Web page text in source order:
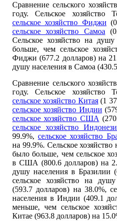
Сравнение сельского
году. Сельское
сельское хозяйство Фиджи
сельское хозяйство Самоа
Сельское хозяйство на
больше, чем сельское
Фиджи (677.2 долларов) на
душу населения в Самоа
Сравнение сельского
году. Сельское
сельское хозяйство Китая(1
сельское хозяйство Индии
сельское хозяйство США
сельское хозяйство
99.9%,сельское хозяйство
на 99.9%. Сельское
было больше, чем сельское
в США (800.6 долларов) на
душу населения в Бразилии
сельское хозяйство на
(593.7 долларов) на 38.0%,
населения в Индии (409.1
меньше, чем сельское
Китае (963.8 долларов) на